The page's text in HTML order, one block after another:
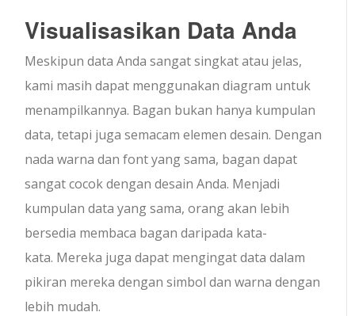
Visualisasikan Data Anda
Meskipun data Anda sangat singkat atau jelas,
kami masih dapat menggunakan diagram untuk
menampilkannya. Bagan bukan hanya kumpulan
data, tetapi juga semacam elemen desain. Dengan
nada warna dan font yang sama, bagan dapat
sangat cocok dengan desain Anda. Menjadi
kumpulan data yang sama, orang akan lebih
bersedia membaca bagan daripada kata-
kata. Mereka juga dapat mengingat data dalam
pikiran mereka dengan simbol dan warna dengan
lebih mudah.